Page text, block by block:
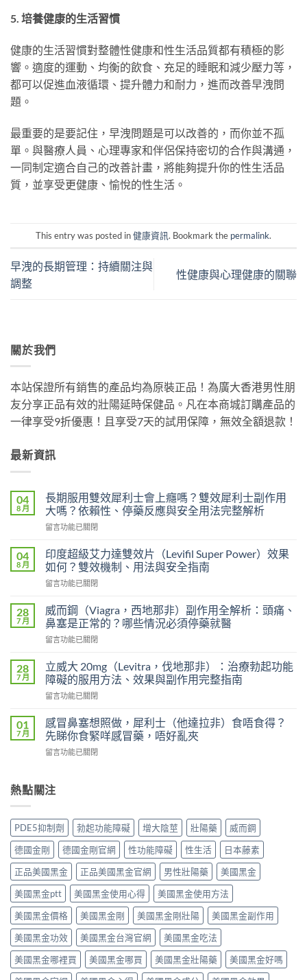
5. 培養健康的生活習慣
健康的生活習慣對整體性健康和性生活品質都有積極的影
響。適度的運動、均衡的飲食、充足的睡眠和減少壓力等，
都可以促進血液循環、提升體力和耐力，進而改善早洩問
題。
最重要的是要記住，早洩問題是可以改善的，而你並不孤
單。與醫療人員、心理專家和伴侶保持密切的合作與溝通，
一同制定適合自己的改善計畫，將能夠提升你的性生活品
質，並享受更健康、愉悅的性生活。
This entry was posted in健康資訊. Bookmark the permalink.
早洩的長期管理：持續關注與
調整
性健康與心理健康的關聯
關於我們
本站保證所有銷售的產品均為原裝正品！為廣大香港男性朋
友分享正品有效的壯陽延時保健品。凡在本商城訂購產品的
一律享受9折優惠！且享受7天的試用保障，無效全額退款！
最新資訊
04
8 月
長期服用雙效犀利士會上癮嗎？雙效犀利士副作用
大嗎？依賴性、停藥反應與安全用法完整解析
在
期
服
用
雙
犀
利
士
會
癮
嗎？
效
利
士
副
大
嗎？
賴
性、
停
藥
反
應
與
安
全
用
法
完
整
解
留言功能已關閉
04
8 月
印度超級艾力達雙效片（Levifil Super Power）效果
如何？雙效機制、用法與安全指南
在
度
超
級
艾
達
雙
效
片
Super
Power）
果
雙
制、
用
法
與
安
全
指
南〉
中
留言功能已關閉
28
7 月
威而鋼（Viagra，西地那非）副作用全解析：頭痛、
鼻塞是正常的？哪些情況必須停藥就醫
在
而
鋼
（Viagra，
西
那
非）
副
作
解
痛、
鼻
塞
是
正
常
的？
哪
些
情
況
必
須
停
留言功能已關閉
28
7 月
立威大 20mg（Levitra，伐地那非）：治療勃起功能
障礙的服用方法、效果與副作用完整指南
在
威
大
20mg（Levitra，
伐
非）：
勃
起
功
能
障
礙
的
服
用
方
法、
效
果
與
留言功能已關閉
01
7 月
感冒鼻塞想照做，犀利士（他達拉非）食唔食得？
先睇你食緊咩感冒藥，唔好亂夾
在
鼻
塞
照
做，
犀
利
士
（他
達
拉
非）
食
唔
食
得？
先
留言功能已關閉
熱點關注
PDE5抑制劑 勃起功能障礙 增大陰莖 壯陽藥
威而鋼
德國金剛
德國金剛官網 性功能障礙 性生活
日本藤素
正品美國黑金
正品美國黑金官網 男性壯陽藥
美國黑金
美國黑金ptt
美國黑金使用心得
美國黑金使用方法
美國黑金價格
美國黑金剛 美國黑金剛壯陽
美國黑金副作用
美國黑金功效
美國黑金台灣官網
美國黑金吃法
美國黑金哪裡買
美國黑金哪買 美國黑金壯陽藥
美國黑金好嗎